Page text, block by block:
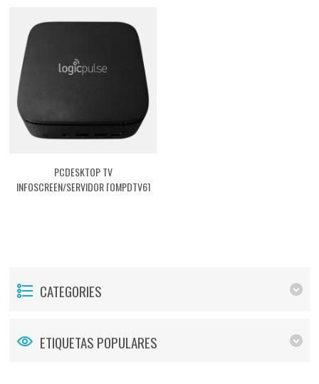
PCDESKTOP TV
INFOSCREEN/SERVIDOR [QMPDTV6]
CATEGORIES
ETIQUETAS POPULARES